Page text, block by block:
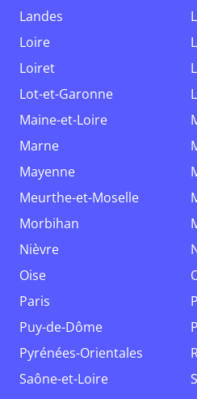
Landes
Loire
Loiret
Lot-et-Garonne
Maine-et-Loire
Marne
Mayenne
Meurthe-et-Moselle
Morbihan
Nièvre
Oise
Paris
Puy-de-Dôme
Pyrénées-Orientales
Saône-et-Loire